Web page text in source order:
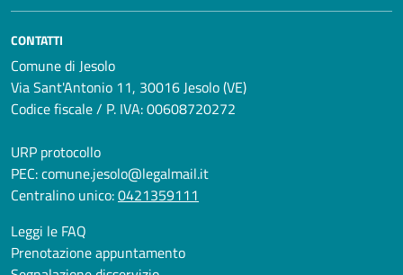
CONTATTI
Comune di Jesolo
Via Sant'Antonio 11, 30016 Jesolo (VE)
Codice fiscale / P. IVA: 00608720272
URP protocollo
PEC:comune.jesolo@legalmail.it
Centralino unico:0421359111
Leggi le FAQ
Prenotazione appuntamento